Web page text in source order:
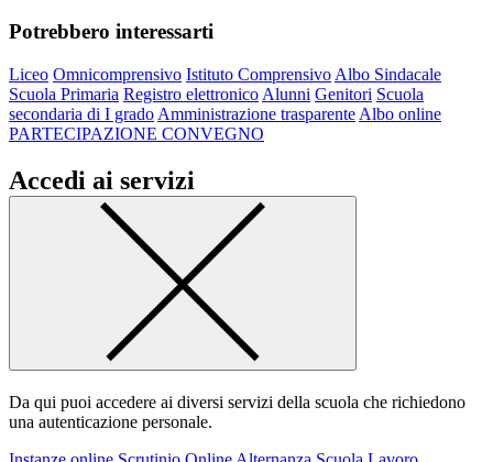
Potrebbero interessarti
Liceo Omnicomprensivo Istituto Comprensivo Albo Sindacale
Scuola Primaria Registro elettronico Alunni Genitori Scuola
secondaria di I grado Amministrazione trasparente Albo online
PARTECIPAZIONE CONVEGNO
Accedi ai servizi
Da qui puoi accedere ai diversi servizi della scuola che richiedono
una autenticazione personale.